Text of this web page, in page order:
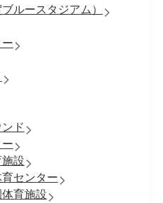
ルースタジアム）
ド
設
センター
育施設